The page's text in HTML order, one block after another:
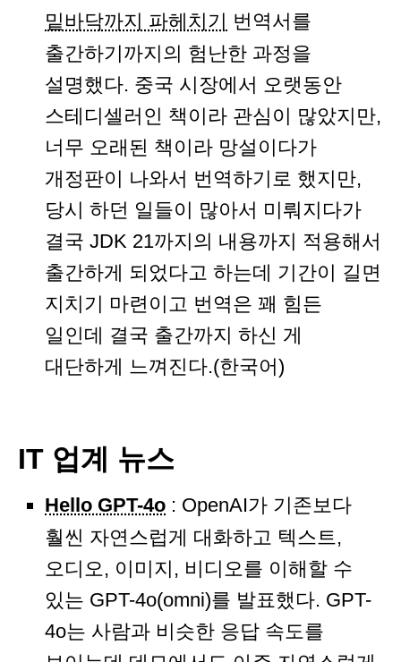
밑바닥까지 파헤치기 번역서를
출간하기까지의 험난한 과정을
설명했다. 중국 시장에서 오랫동안
스테디셀러인 책이라 관심이 많았지만,
너무 오래된 책이라 망설이다가
개정판이 나와서 번역하기로 했지만,
당시 하던 일들이 많아서 미뤄지다가
결국 JDK 21까지의 내용까지 적용해서
출간하게 되었다고 하는데 기간이 길면
지치기 마련이고 번역은 꽤 힘든
일인데 결국 출간까지 하신 게
대단하게 느껴진다.(한국어)
IT 업계 뉴스
Hello GPT-4o : OpenAI가 기존보다
훨씬 자연스럽게 대화하고 텍스트,
오디오, 이미지, 비디오를 이해할 수
있는 GPT-4o(omni)를 발표했다. GPT-
4o는 사람과 비슷한 응답 속도를